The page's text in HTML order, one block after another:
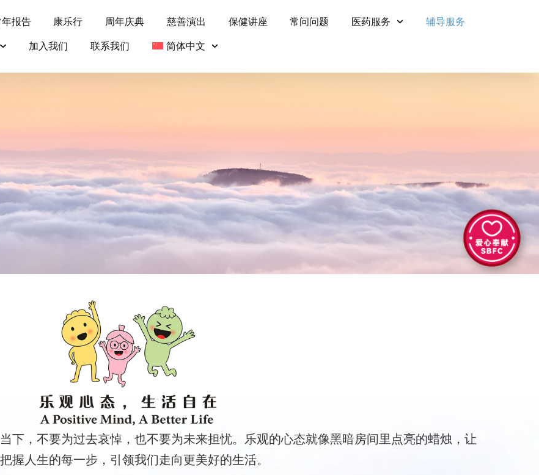
报告 康乐行 周年庆典 慈善演出 保健讲座 常问问题 医药服务
辅导服务
加入我们 联系我们 简体中文
下，不要为过去哀悼，也不要为未来担忧。乐观的心态就像黑暗房间里点亮的蜡烛，让
握人生的每一步，引领我们走向更美好的生活。